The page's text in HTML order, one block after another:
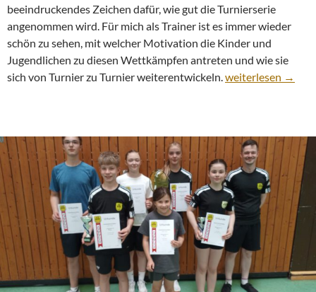
beeindruckendes Zeichen dafür, wie gut die Turnierserie
angenommen wird. Für mich als Trainer ist es immer wieder
schön zu sehen, mit welcher Motivation die Kinder und
Jugendlichen zu diesen Wettkämpfen antreten und wie sie
sich von Turnier zu Turnier weiterentwickeln.Starke
weiterlesen →